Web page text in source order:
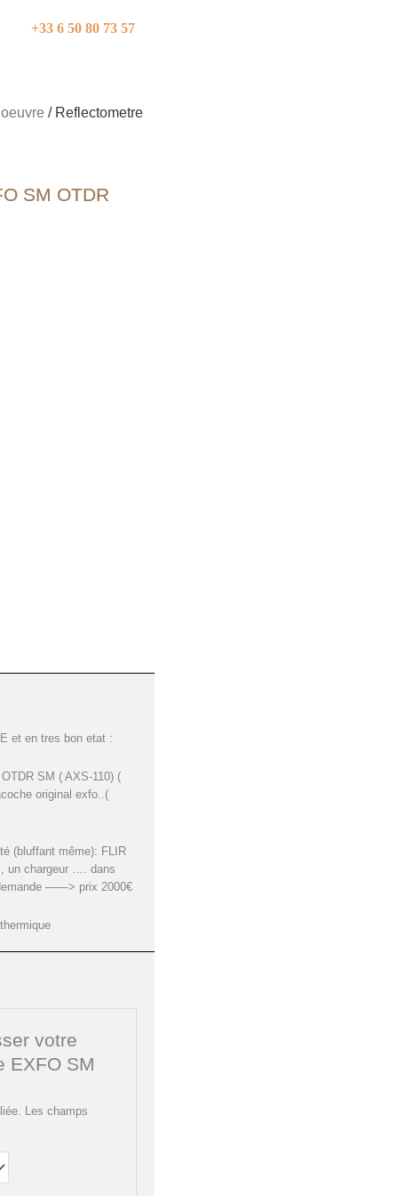
+33 6 50 80 73 57
/ Reflectometre
SM OTDR
et en tres bon etat :
SM ( AXS-110) (
original exfo..(
(bluffant même): FLIR
un chargeur …. dans
——> prix 2000€
votre
EXFO SM
Les champs